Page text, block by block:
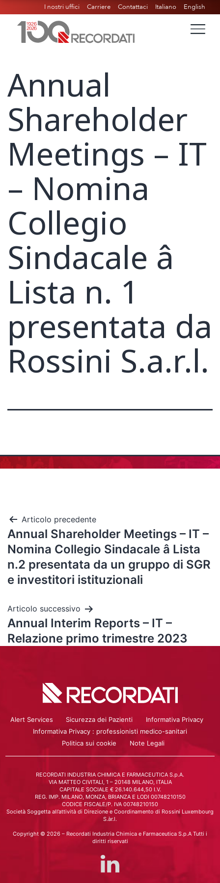
I nostri uffici Carriere Contattaci Italiano English
Annual
Shareholder
Meetings – IT
– Nomina
Collegio
Sindacale â
Lista n. 1
presentata da
Rossini S.a.r.l.
Articolo precedente
Annual Shareholder Meetings – IT –
Nomina Collegio Sindacale â Lista
n.2 presentata da un gruppo di SGR
e investitori istituzionali
Articolo successivo
Annual Interim Reports – IT –
Relazione primo trimestre 2023
Alert Services Sicurezza dei Pazienti
Informativa Privacy
Informativa Privacy : professionisti medico-sanitari
Politica sui cookie
Note Legali
RECORDATI INDUSTRIA CHIMICA E FARMACEUTICA S.p.A.
VIA MATTEO CIVITALI, 1 – 20148 MILANO, ITALIA
CAPITALE SOCIALE € 26.140.644,50 I.V.
REG. IMP. MILANO, MONZA, BRIANZA E LODI 00748210150
CODICE FISCALE/P. IVA 00748210150
Società Soggetta all’attività di Direzione e Coordinamento di Rossini Luxembourg
S.àr.l.
Copyright © 2026 – Recordati Industria Chimica e Farmaceutica S.p.A Tutti i
diritti riservati